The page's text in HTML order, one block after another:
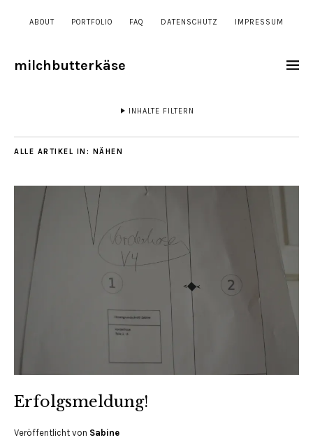
ABOUT PORTFOLIO FAQ DATENSCHUTZ IMPRESSUM
milchbutterkäse
INHALTE FILTERN
ALLE ARTIKEL IN: NÄHEN
Erfolgsmeldung!
Veröffentlicht von Sabine